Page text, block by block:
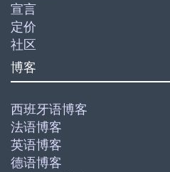
宣言
定价
社区
博客
西班牙语博客
法语博客
英语博客
德语博客